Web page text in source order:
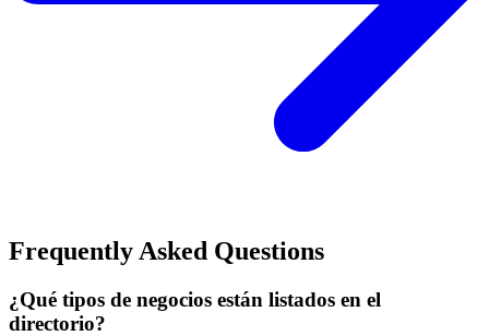
Frequently Asked Questions
¿Qué tipos de negocios están listados en el
directorio?